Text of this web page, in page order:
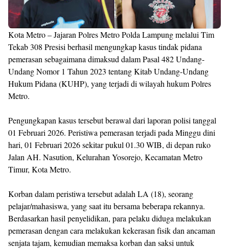
Kota Metro – Jajaran Polres Metro Polda Lampung melalui Tim
Tekab 308 Presisi berhasil mengungkap kasus tindak pidana
pemerasan sebagaimana dimaksud dalam Pasal 482 Undang-
Undang Nomor 1 Tahun 2023 tentang Kitab Undang-Undang
Hukum Pidana (KUHP), yang terjadi di wilayah hukum Polres
Metro.
Pengungkapan kasus tersebut berawal dari laporan polisi tanggal
01 Februari 2026. Peristiwa pemerasan terjadi pada Minggu dini
hari, 01 Februari 2026 sekitar pukul 01.30 WIB, di depan ruko
Jalan AH. Nasution, Kelurahan Yosorejo, Kecamatan Metro
Timur, Kota Metro.
Korban dalam peristiwa tersebut adalah LA (18), seorang
pelajar/mahasiswa, yang saat itu bersama beberapa rekannya.
Berdasarkan hasil penyelidikan, para pelaku diduga melakukan
pemerasan dengan cara melakukan kekerasan fisik dan ancaman
senjata tajam, kemudian memaksa korban dan saksi untuk